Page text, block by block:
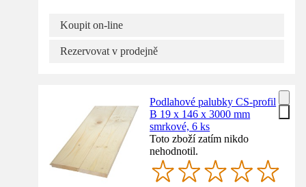
Koupit on-line
Rezervovat v prodejně
Podlahové palubky CS-profil
B 19 x 146 x 3000 mm
smrkové, 6 ks
Toto zboží zatím nikdo
nehodnotil.